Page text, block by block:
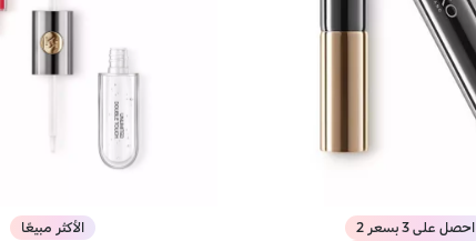
احصل على 3 بسعر 2
الأكثر مبيعًا